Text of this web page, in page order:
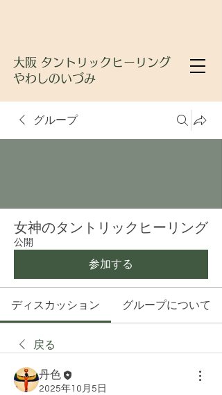
大阪 タントリックヒーリング
やわしのいづみ
グループ
女神のタントリックヒーリング
公開
参加する
ディスカッション グループについて
戻る
丹色
2025年10月5日